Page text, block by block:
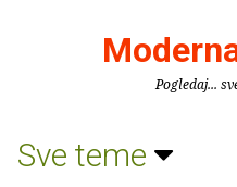
Pogledaj...
Sve teme